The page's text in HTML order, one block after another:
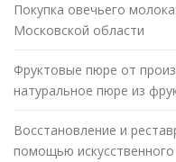
Покупка овечьего
Московской области
Фруктовые пюре от
натуральное пюре из
Восстановление и
помощью